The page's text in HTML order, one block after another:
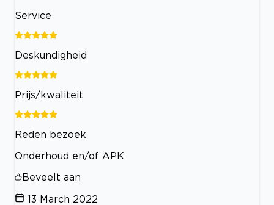
Service
Deskundigheid
Prijs/kwaliteit
Reden bezoek
Onderhoud en/of APK
Beveelt aan
13 March 2022